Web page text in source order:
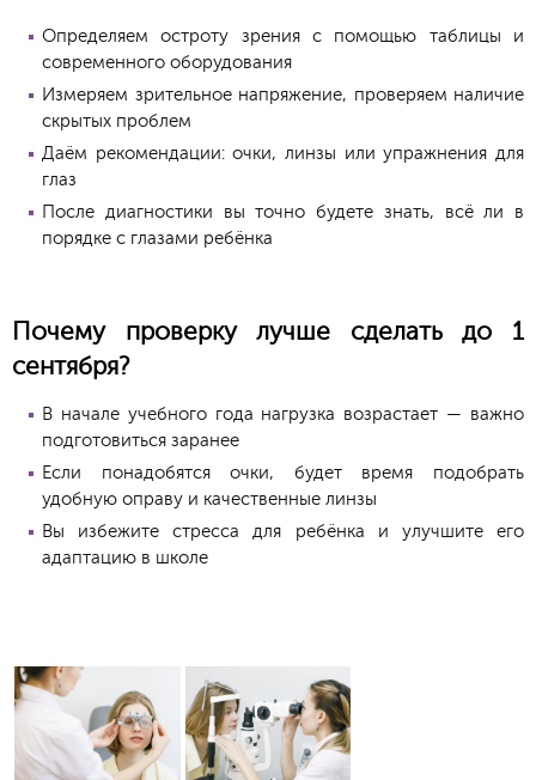
Определяем остроту зрения с помощью таблицы и
современного оборудования
Измеряем зрительное напряжение, проверяем наличие
скрытых проблем
Даём рекомендации: очки, линзы или упражнения для
глаз
После диагностики вы точно будете знать, всё ли в
порядке с глазами ребёнка
Почему проверку лучше сделать до 1
сентября?
В начале учебного года нагрузка возрастает — важно
подготовиться заранее
Если понадобятся очки, будет время подобрать
удобную оправу и качественные линзы
Вы избежите стресса для ребёнка и улучшите его
адаптацию в школе